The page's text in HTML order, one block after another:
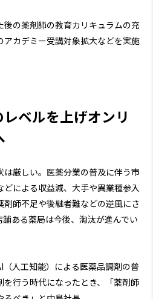
後の薬剤師の教育カリキュラムの充
カデミー受講対象拡大などを実施
レベルを上げオンリ
厳しい。医薬分業の普及に伴う市
による収益減、大手や異業種参入
剤師不足や後継者難などの逆風にさ
ある薬局は今後、淘汰が進んでい
人工知能）による医薬品調剤の普
行う時代になったとき、「薬剤師